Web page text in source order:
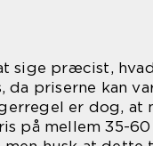
sige præcist,
da priserne kan
er dog, at
på mellem 35-